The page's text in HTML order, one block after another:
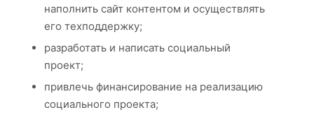
наполнить сайт контентом и осуществлять
его техподдержку;
разработать и написать социальный
проект;
привлечь финансирование на реализацию
социального проекта;